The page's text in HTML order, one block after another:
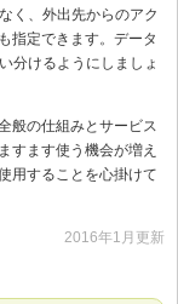
く、外出先からのアク
指定できます。データ
分けるようにしましょ
般の仕組みとサービス
すます使う機会が増え
用することを心掛けて
2016年1月更新